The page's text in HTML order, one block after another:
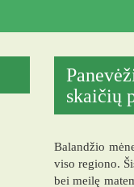
skaičių
Balandžio
viso regiono.
bei meilę